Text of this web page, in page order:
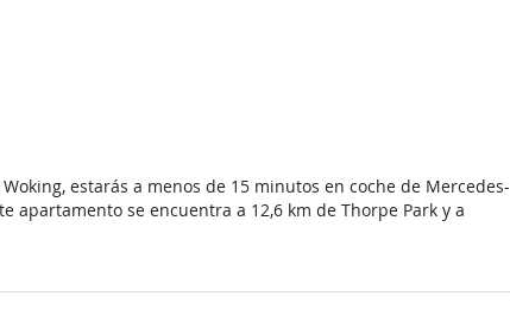
estarás a menos de 15 minutos en coche de Mercedes-
apartamento se encuentra a 12,6 km de Thorpe Park y a